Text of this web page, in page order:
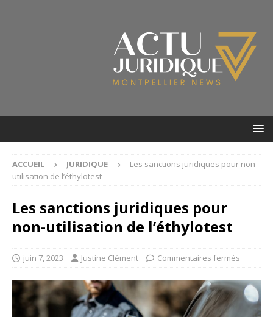
ACCUEIL JURIDIQUE
Les sanctions juridiques pour non-
utilisation de l’éthylotest
Les sanctions juridiques pour
non-utilisation de l’éthylotest
juin 7, 2023 Justine Clément Commentaires fermés